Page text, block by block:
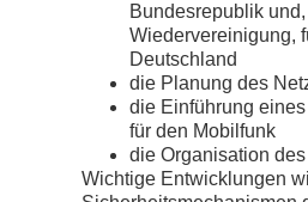
Bundesrepublik
Wiedervereinigung,
Deutschland
die Planung des
die Einführung
für den Mobilfunk
die Organisation
Wichtige Entwicklungen